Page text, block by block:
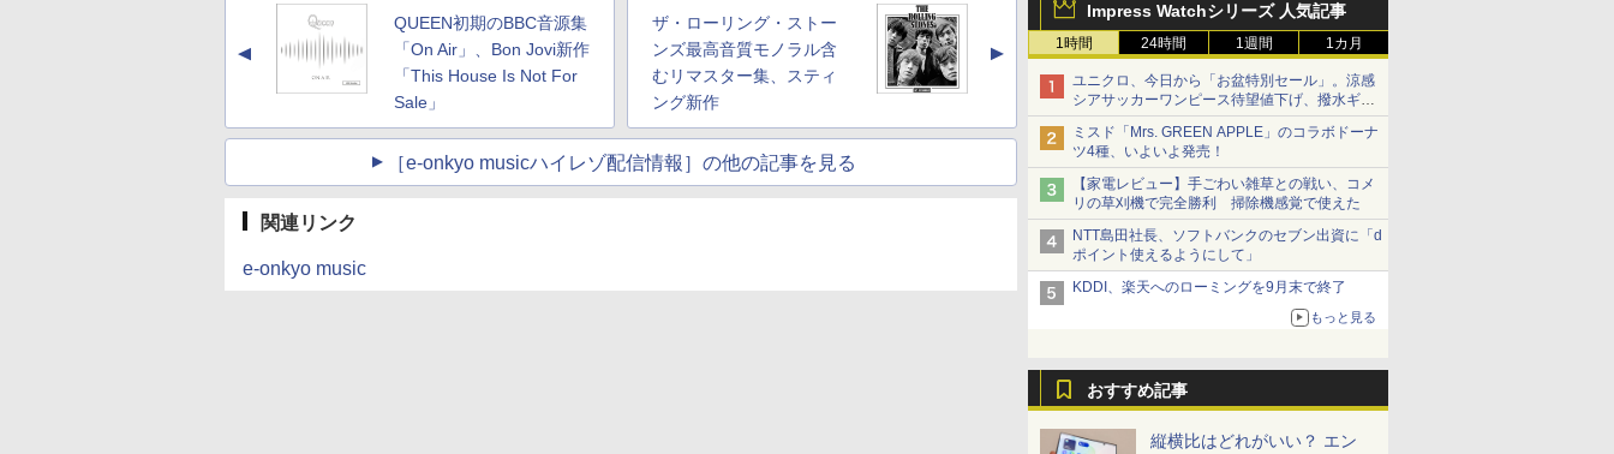
Impress Watchシリーズ 人気記事
1時間 24時間 1週間 1カ月
ユニクロ、今日から「お盆特別セール」。涼感
シアサッカーワンピース待望値下げ、撥水ギア
ショーツは1990円に
ミスド「Mrs. GREEN APPLE」のコラボドーナ
ツ4種、いよいよ発売！
【家電レビュー】手ごわい雑草との戦い、コメ
リの草刈機で完全勝利 掃除機感覚で使えた
NTT島田社長、ソフトバンクのセブン出資に「d
ポイント使えるようにして」
KDDI、楽天へのローミングを9月末で終了
もっと見る
おすすめ記事
縦横比はどれがいい？ エン
▲
QUEEN初期のBBC音源集
「On Air」、Bon Jovi新作
「This House Is Not For
Sale」
ザ・ローリング・ストー
ンズ最高音質モノラル含
むリマスター集、スティ
ング新作
▲
［e-onkyo musicハイレゾ配信情報］の他の記事を見る
関連リンク
e-onkyo music